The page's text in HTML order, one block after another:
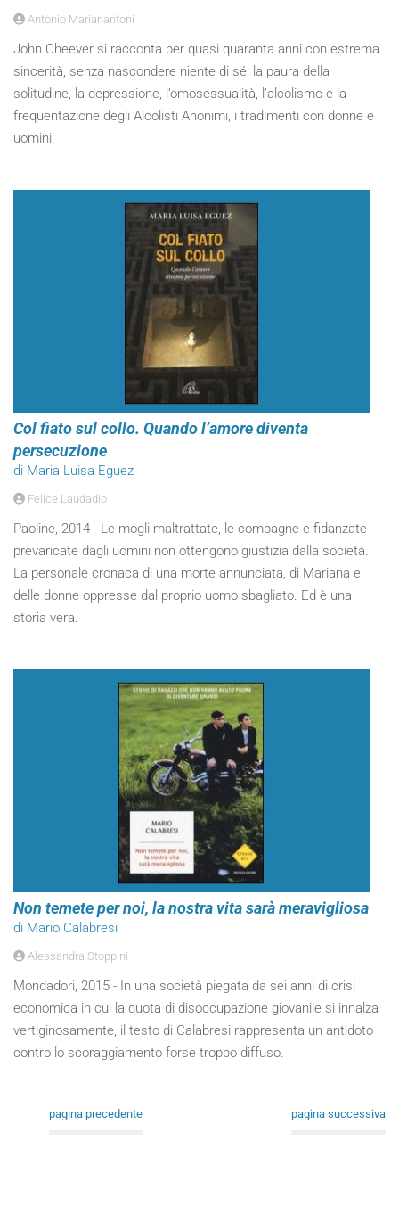
Antonio Marianantoni
John Cheever si racconta per quasi quaranta anni con estrema
sincerità, senza nascondere niente di sé: la paura della
solitudine, la depressione, l’omosessualità, l’alcolismo e la
frequentazione degli Alcolisti Anonimi, i tradimenti con donne e
uomini.
Col fiato sul collo. Quando l’amore diventa
persecuzione
di Maria Luisa Eguez
Felice Laudadio
Paoline, 2014 - Le mogli maltrattate, le compagne e fidanzate
prevaricate dagli uomini non ottengono giustizia dalla società.
La personale cronaca di una morte annunciata, di Mariana e
delle donne oppresse dal proprio uomo sbagliato. Ed è una
storia vera.
Non temete per noi, la nostra vita sarà meravigliosa
di Mario Calabresi
Alessandra Stoppini
Mondadori, 2015 - In una società piegata da sei anni di crisi
economica in cui la quota di disoccupazione giovanile si innalza
vertiginosamente, il testo di Calabresi rappresenta un antidoto
contro lo scoraggiamento forse troppo diffuso.
pagina precedente pagina successiva